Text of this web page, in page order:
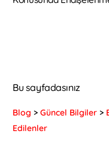
Bu sayfadasınız
Blog >Güncel Bilgiler >
Edilenler